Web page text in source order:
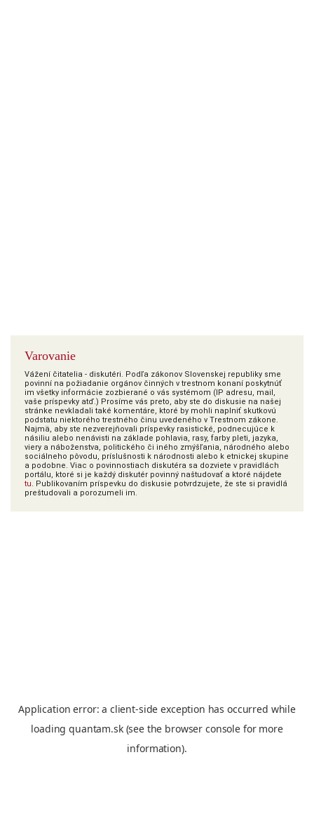
Varovanie
Vážení čitatelia - diskutéri. Podľa zákonov Slovenskej republiky sme
povinní na požiadanie orgánov činných v trestnom konaní poskytnúť
im všetky informácie zozbierané o vás systémom (IP adresu, mail,
vaše príspevky atď.) Prosíme vás preto, aby ste do diskusie na našej
stránke nevkladali také komentáre, ktoré by mohli naplniť skutkovú
podstatu niektorého trestného činu uvedeného v Trestnom zákone.
Najmä, aby ste nezverejňovali príspevky rasistické, podnecujúce k
násiliu alebo nenávisti na základe pohlavia, rasy, farby pleti, jazyka,
viery a náboženstva, politického či iného zmýšľania, národného alebo
sociálneho pôvodu, príslušnosti k národnosti alebo k etnickej skupine
a podobne. Viac o povinnostiach diskutéra sa dozviete v pravidlách
portálu, ktoré si je každý diskutér povinný naštudovať a ktoré nájdete
tu. Publikovaním príspevku do diskusie potvrdzujete, že ste si pravidlá
preštudovali a porozumeli im.